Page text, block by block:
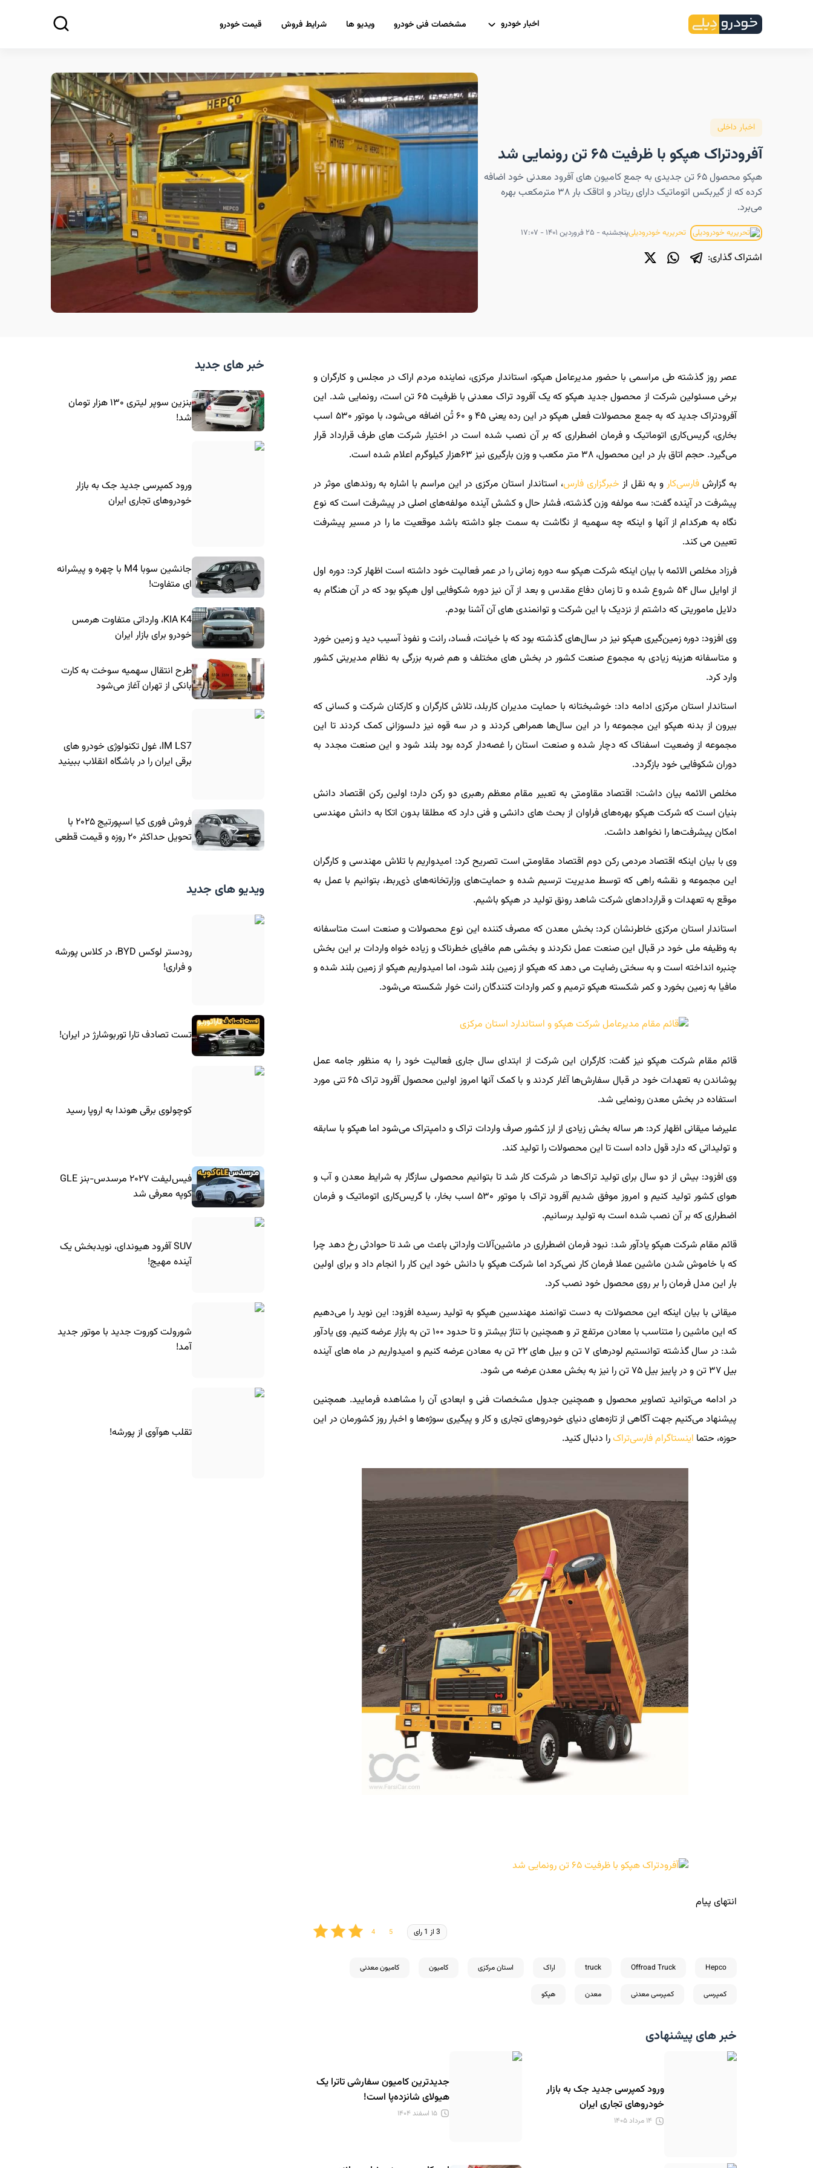
اخبار خودرو مشخصات فنی خودرو ویدیو ها شرایط فروش قیمت خودرو
اخبار داخلی
آفرودتراک هپکو با ظرفیت ۶۵ تن رونمایی شد
هپکو محصول ۶۵ تن جدیدی به جمع کامیون های آفرود معدنی خود اضافه
کرده که از گیربکس اتوماتیک دارای ریتادر و اتاقک بار ۳۸ مترمکعب بهره
می‌برد.
تحریریه خودرودیلیپنجشنبه - ۲۵ فروردین ۱۴۰۱ - ۱۷:۰۷
اشتراک گذاری:
عصر روز گذشته طی مراسمی با حضور مدیرعامل هپکو، استاندار مرکزی، نماینده مردم اراک در مجلس و کارگران و
برخی مسئولین شرکت از محصول جدید هپکو که یک آفرود تراک معدنی با ظرفیت ۶۵ تن است، رونمایی شد. این
آفرودتراک جدید که به جمع محصولات فعلی هپکو در این رده یعنی ۴۵ و ۶۰ تُن اضافه می‌شود، با موتور ۵۳۰ اسب
بخاری، گریس‌کاری اتوماتیک و فرمان اضطراری که بر آن نصب شده است در اختیار شرکت های طرف قرارداد قرار
می‌گیرد. حجم اتاق بار در این محصول، ۳۸ متر مکعب و وزن بارگیری نیز ۶۳هزار کیلوگرم اعلام شده است.
به گزارش فارسی‌کارو به نقل از خبرگزاری فارس، استاندار استان مرکزی در این مراسم با اشاره به روندهای موثر در
پیشرفت در آینده گفت: سه مولفه وزن گذشته،‌ فشار حال و کشش آینده مولفه‌های اصلی در پیشرفت است که نوع
نگاه به هرکدام از آنها و اینکه چه سهمیه از نگاشت به سمت جلو داشته باشد موقعیت ما را در مسیر پیشرفت
تعیین می کند.
فرزاد مخلص الائمه با بیان اینکه شرکت هپکو سه دوره زمانی را در عمر فعالیت خود داشته است اظهار کرد: دوره اول
از اوایل سال ۵۴ شروع شده و تا زمان دفاع مقدس و بعد از آن نیز دوره شکوفایی اول هپکو بود که در آن هنگام به
دلایل ماموریتی که داشتم از نزدیک با این شرکت و توانمندی های آن آشنا بودم.
وی افزود: دوره زمین‌گیری هپکو نیز در سال‌های گذشته بود که با خیانت، فساد، رانت و نفوذ آسیب دید و زمین خورد
و متاسفانه هزینه زیادی به مجموع صنعت کشور در بخش های مختلف و هم ضربه بزرگی به نظام مدیریتی کشور
وارد کرد.
استاندار استان مرکزی ادامه داد: خوشبختانه با حمایت مدیران کاربلد، تلاش کارگران و کارکنان شرکت و کسانی که
بیرون از بدنه هپکو این مجموعه را در این سال‌ها همراهی کردند و در سه قوه نیز دلسوزانی کمک کردند تا این
مجموعه از وضعیت اسفناک که دچار شده و صنعت استان را غصه‌دار کرده بود بلند شود و این صنعت مجدد به
دوران شکوفایی خود بازگردد.
مخلص الائمه بیان داشت: اقتصاد مقاومتی به تعبیر مقام معظم رهبری دو رکن دارد؛ اولین رکن اقتصاد دانش
بنیان است که شرکت هپکو بهره‌های فراوان از بحث های دانشی و فنی دارد که مطلقا بدون اتکا به دانش مهندسی
امکان پیشرفت‌ها را نخواهد داشت.
وی با بیان اینکه اقتصاد مردمی رکن دوم اقتصاد مقاومتی است تصریح کرد: امیدواریم با تلاش مهندسی و کارگران
این مجموعه و نقشه راهی که توسط مدیریت ترسیم شده و حمایت‌های وزارتخانه‌های ذی‌ربط، بتوانیم با عمل به
موقع به تعهدات و قراردادهای شرکت شاهد رونق تولید در هپکو باشیم.
استاندار استان مرکزی خاطرنشان کرد: بخش معدن که مصرف کننده این نوع محصولات و صنعت است متاسفانه
به وظیفه ملی خود در قبال این صنعت عمل نکردند و بخشی هم مافیای خطرناک و زیاده خواه واردات بر این بخش
چنبره انداخته است و به سختی رضایت می دهد که هپکو از زمین بلند شود، اما امیدواریم هپکو از زمین بلند شده و
مافیا به زمین بخورد و کمر شکسته هپکو ترمیم و کمر واردات کنندگان رانت خوار شکسته می‌شود.
قائم مقام شرکت هپکو نیز گفت: کارگران این شرکت از ابتدای سال جاری فعالیت خود را به منظور جامه عمل
پوشاندن به تعهدات خود در قبال سفارش‌ها آغار کردند و با کمک آنها امروز اولین محصول آفرود تراک ۶۵ تنی مورد
استفاده در بخش معدن رونمایی شد.
علیرضا میقانی اظهار کرد: هر ساله بخش زیادی از ارز کشور صرف واردات تراک و دامپتراک می‌شود اما هپکو با سابقه
و تولیداتی که دارد قول داده است تا این محصولات را تولید کند.
وی افزود: بیش از دو سال برای تولید تراک‌ها در شرکت کار شد تا بتوانیم محصولی سازگار به شرایط معدن و آب و
هوای کشور تولید کنیم و امروز موفق شدیم آفرود تراک با موتور ۵۳۰ اسب بخار، با گریس‌کاری اتوماتیک و فرمان
اضطراری که بر آن نصب شده است به تولید برسانیم.
قائم مقام شرکت هپکو یادآور شد: نبود فرمان اضطراری در ماشین‌آلات وارداتی باعث می شد تا حوادثی رخ دهد چرا
که با خاموش شدن ماشین عملا فرمان کار نمی‌کرد اما شرکت هپکو با دانش خود این کار را انجام داد و برای اولین
بار این مدل فرمان را بر روی محصول خود نصب کرد.
میقانی با بیان اینکه این محصولات به دست توانمند مهندسین هپکو به تولید رسیده افزود: این نوید را می‌دهیم
که این ماشین را متناسب با معادن مرتفع تر و همچنین با تناژ بیشتر و تا حدود ۱۰۰ تن به بازار عرضه کنیم. وی یادآور
شد:‌ در سال گذشته توانستیم لودرهای ۷ تن و بیل های ۲۲ تن به معادن عرضه کنیم و امیدواریم در ماه های آینده
بیل ۳۷ تن و در پاییز بیل ۷۵ تن را نیز به بخش معدن عرضه می شود.
در ادامه می‌توانید تصاویر محصول و همچنین جدول مشخصات فنی و ابعادی آن را مشاهده فرمایید. همچنین
پیشنهاد می‌کنیم جهت آگاهی از تازه‌های دنیای خودروهای تجاری و کار و پیگیری سوژه‌ها و اخبار روز کشورمان در این
حوزه، حتما اینستاگرام فارسی‌تراکرا دنبال کنید.
انتهای پیام
3 از 1 رای
Hepco
Offroad Truck
truck اراک استان مرکزی کامیون کامیون معدنی
کمپرسی کمپرسی معدنی معدن هپکو
خبر های پیشنهادی
ورود کمپرسی جدید جک به بازار
خودروهای تجاری ایران
۱۴ مرداد ۱۴۰۵
جدیدترین کامیون سفارشی تاترا یک
هیولای شانزده‌پا است!
۱۵ اسفند ۱۴۰۴
خبر های جدید
بنزین سوپر لیتری ۱۳۰ هزار تومان
شد!
ورود کمپرسی جدید جک به بازار
خودروهای تجاری ایران
جانشین سوبا M4 با چهره و پیشرانه
ای متفاوت!
KIA K4، وارداتی متفاوت هرمس
خودرو برای بازار ایران
طرح انتقال سهمیه سوخت به کارت
بانکی از تهران آغاز می‌شود
IM LS7، غول تکنولوژی خودرو های
برقی ایران را در باشگاه انقلاب ببینید
فروش فوری کیا اسپورتیج ۲۰۲۵ با
تحویل حداکثر ۲۰ روزه و قیمت قطعی
ویدیو های جدید
رودستر لوکس BYD، در کلاس پورشه
و فراری!
تست تصادف تارا توربوشارژ در ایران!
کوچولوی برقی هوندا به اروپا رسید
فیس‌لیفت ۲۰۲۷ مرسدس-بنز GLE
کوپه معرفی شد
SUV آفرود هیوندای، نویدبخش یک
آینده مهیج!
شورولت کوروت جدید با موتور جدید
آمد!
تقلب هوآوی از پورشه!